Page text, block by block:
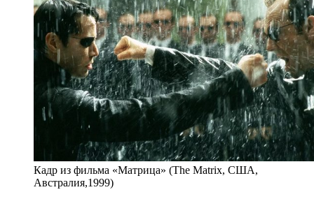
Кадр из фильма «Матрица» (The Matrix, США,
Австралия,1999)